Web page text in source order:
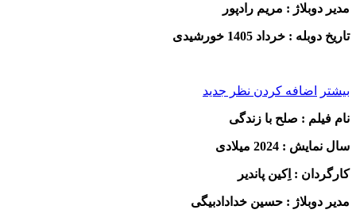
مدیر دوبلاژ : مریم رادپور
تاریخ دوبله : خرداد 1405 خورشیدی
بیشتر اضافه کردن نظر جدید
نام فیلم : صلح با زندگی
سال نمایش : 2024 میلادی
کارگردان : اِکین پاندیر
مدیر دوبلاژ : حسین خدادادبیگی